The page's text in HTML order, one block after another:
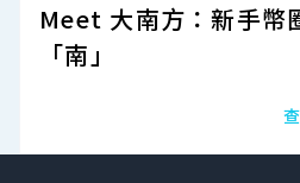
Meet 大南方：新手幣
「南」